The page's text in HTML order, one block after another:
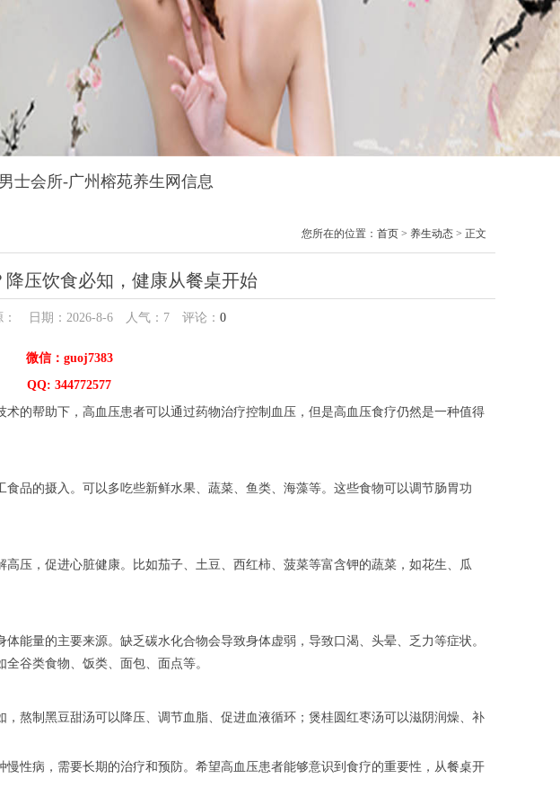
士会所-广州榕苑养生网信息
您所在的位置： 首页 > 养生动态 > 正文
降压饮食必知，健康从餐桌开始
日期：2026-8-6 人气： 7评论： 0
微信：guoj7383
QQ: 344772577
的帮助下，高血压患者可以通过药物治疗控制血压，但是高血压食疗仍然是一种值得
品的摄入。可以多吃些新鲜水果、蔬菜、鱼类、海藻等。这些食物可以调节肠胃功
压，促进心脏健康。比如茄子、土豆、西红柿、菠菜等富含钾的蔬菜，如花生、瓜
能量的主要来源。缺乏碳水化合物会导致身体虚弱，导致口渴、头晕、乏力等症状。
谷类食物、饭类、面包、面点等。
熬制黑豆甜汤可以降压、调节血脂、促进血液循环；煲桂圆红枣汤可以滋阴润燥、补
性病，需要长期的治疗和预防。希望高血压患者能够意识到食疗的重要性，从餐桌开